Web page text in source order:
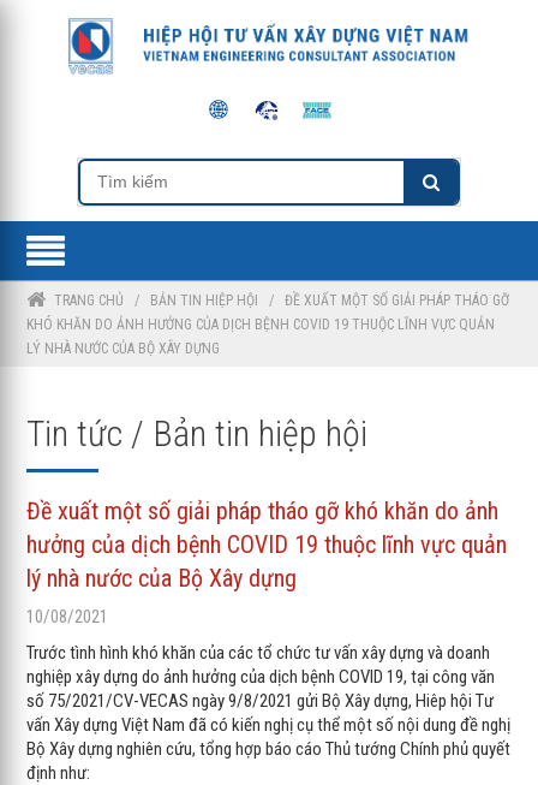
TRANG CHỦ / BẢN TIN HIỆP HỘI /ĐỀ XUẤT MỘT SỐ GIẢI PHÁP THÁO GỠ
KHÓ KHĂN DO ẢNH HƯỞNG CỦA DỊCH BỆNH COVID 19 THUỘC LĨNH VỰC QUẢN
LÝ NHÀ NƯỚC CỦA BỘ XÂY DỰNG
Tin tức / Bản tin hiệp hội
Đề xuất một số giải pháp tháo gỡ khó khăn do ảnh
hưởng của dịch bệnh COVID 19 thuộc lĩnh vực quản
lý nhà nước của Bộ Xây dựng
10/08/2021
Trước tình hình khó khăn của các tổ chức tư vấn xây dựng và doanh
nghiệp xây dựng do ảnh hưởng của dịch bệnh COVID 19, tại công văn
số 75/2021/CV-VECAS ngày 9/8/2021 gửi Bộ Xây dựng, Hiêp hội Tư
vấn Xây dựng Việt Nam đã có kiến nghị cụ thể một số nội dung đề nghị
Bộ Xây dựng nghiên cứu, tổng hợp báo cáo Thủ tướng Chính phủ quyết
định như: